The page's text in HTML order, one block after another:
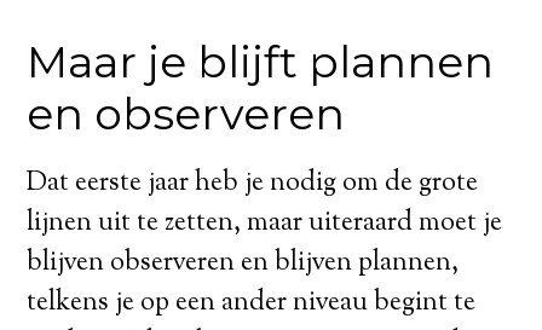
Maar je blijft plannen
en observeren
Dat eerste jaar heb je nodig om de grote
lijnen uit te zetten, maar uiteraard moet je
blijven observeren en blijven plannen,
telkens je op een ander niveau begint te